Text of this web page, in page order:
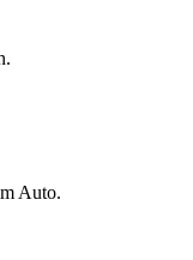
Auto.